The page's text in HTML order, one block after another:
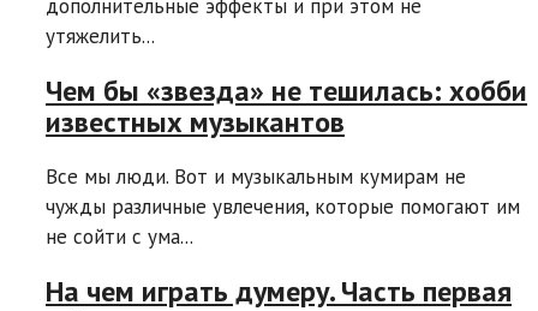
дополнительные эффекты и при этом не
утяжелить...
Чем бы «звезда» не тешилась: хобби
известных музыкантов
Все мы люди. Вот и музыкальным кумирам не
чужды различные увлечения, которые помогают им
не сойти с ума...
На чем играть думеру. Часть первая